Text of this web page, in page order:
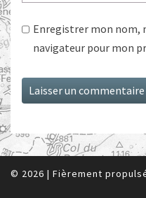
Enregistrer mon nom,
navigateur pour mon
© 2026 | Fièrement